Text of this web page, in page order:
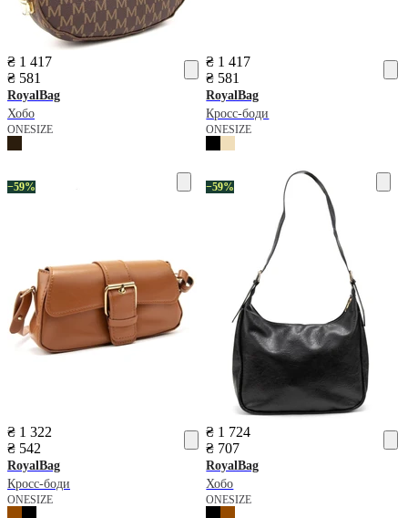
₴ 1 417
₴ 581
RoyalBag
Хобо
ONESIZE
₴ 1 417
₴ 581
RoyalBag
Кросс-боди
ONESIZE
−59%
₴ 1 322
₴ 542
RoyalBag
Кросс-боди
ONESIZE
−59%
₴ 1 724
₴ 707
RoyalBag
Хобо
ONESIZE